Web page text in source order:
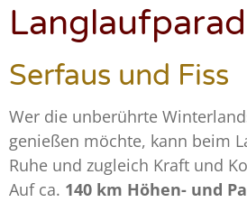
Serfaus und Fiss
Wer die unberührte
genießen möchte, kann beim
Ruhe und zugleich Kraft und
Auf ca. 140 km Höhen- und